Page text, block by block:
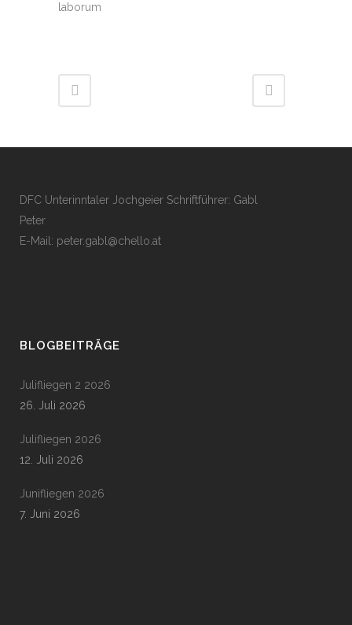
laborum
DFC Unterinntaler Jochgeier Schriftführer: Gabl
Peter
E-Mail: peter.gabl@chello.at
BLOGBEITRÄGE
Julifliegen 2 2026
26. Juli 2026
Julifliegen 2026
12. Juli 2026
Junifliegen 2026
7. Juni 2026